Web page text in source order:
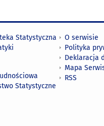
Statystyczna
Statystyczne
O serwisie
Polityka
Deklaracja
Mapa
RSS